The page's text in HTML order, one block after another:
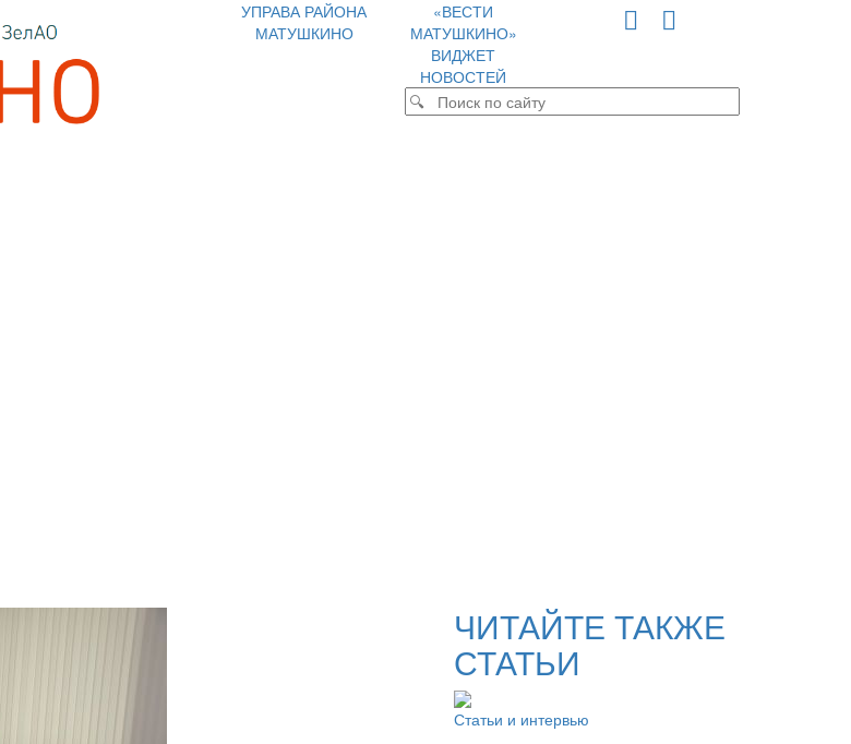
УПРАВА РАЙОНА
МАТУШКИНО
«ВЕСТИ
МАТУШКИНО»
ВИДЖЕТ
НОВОСТЕЙ
ЧИТАЙТЕ ТАКЖЕ
СТАТЬИ
Статьи и интервью